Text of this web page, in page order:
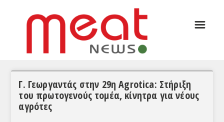
ΣΥΝΕΝΤΕΥΞΕΙΣ
☰
Γ. Γεωργαντάς στην 29η Agrotica: Στήριξη
του πρωτογενούς τομέα, κίνητρα για νέους
αγρότες